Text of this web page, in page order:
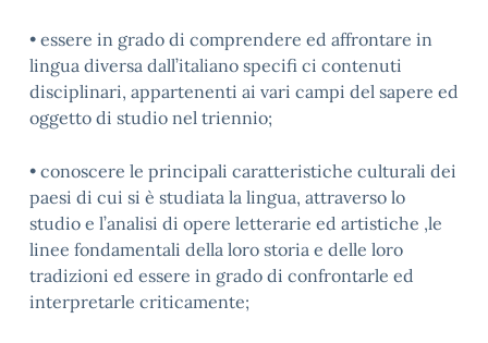
• essere in grado di comprendere ed affrontare in
lingua diversa dall’italiano specifi ci contenuti
disciplinari, appartenenti ai vari campi del sapere ed
oggetto di studio nel triennio;
• conoscere le principali caratteristiche culturali dei
paesi di cui si è studiata la lingua, attraverso lo
studio e l’analisi di opere letterarie ed artistiche ,le
linee fondamentali della loro storia e delle loro
tradizioni ed essere in grado di confrontarle ed
interpretarle criticamente;